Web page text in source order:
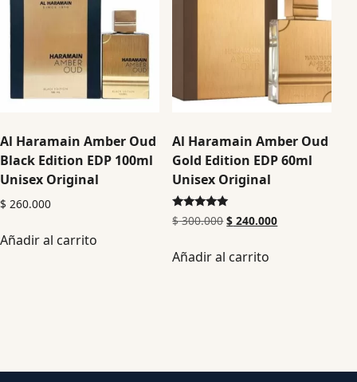
Al Haramain Amber Oud
Black Edition EDP 100ml
Unisex Original
$ 260.000
Añadir al carrito
Al Haramain Amber Oud
Gold Edition EDP 60ml
Unisex Original
Valorado en
5.00
$300.000 $ 240.000
Añadir al carrito